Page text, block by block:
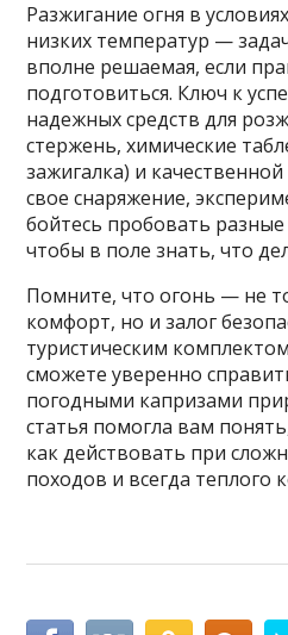
Разжигание огня в
низких температур —
вполне решаемая, если
подготовиться. Ключ к
надежных средств для
стержень, химические
зажигалка) и
свое снаряжение,
бойтесь пробовать
чтобы в поле знать, что
Помните, что огонь — не
комфорт, но и залог
туристическим
сможете уверенно
погодными капризами
статья помогла вам
как действовать при
походов и всегда теплого